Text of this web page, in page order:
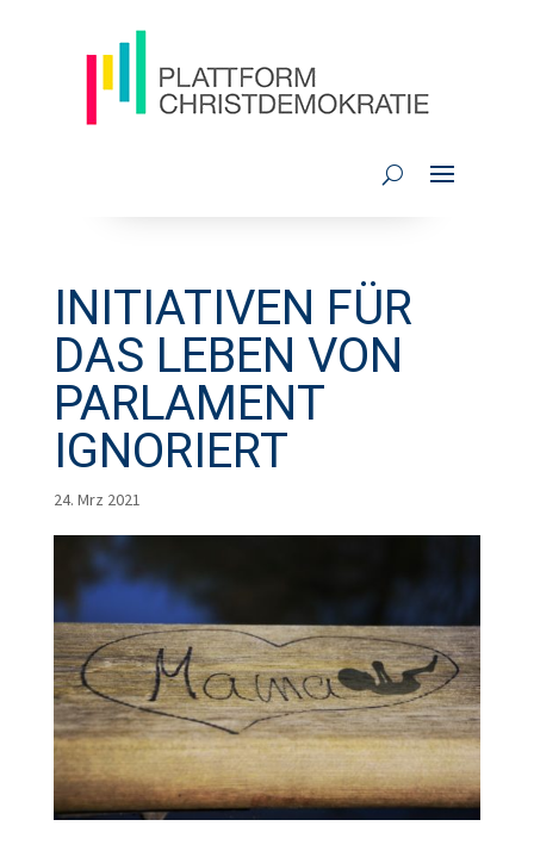
INITIATIVEN FÜR
DAS LEBEN VON
PARLAMENT
IGNORIERT
24. Mrz 2021